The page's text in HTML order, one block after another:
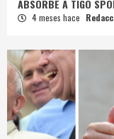
ABSORBE A TIGO
4 meses hace